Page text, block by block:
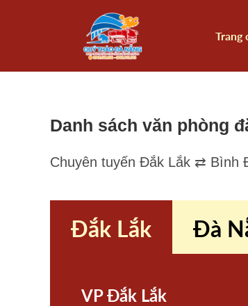
Trang
Danh sách văn phòng
Chuyên tuyến Đắk Lắk ⇄ Bình
Đắk Lắk Đà
VP Đắk Lắk